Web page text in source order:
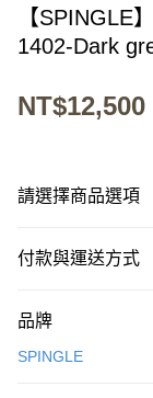
【SPINGLE
1402-Dark
NT$12,500
請選擇商品選項
付款與運送方式
信用卡一次付款
品牌
SPINGLE